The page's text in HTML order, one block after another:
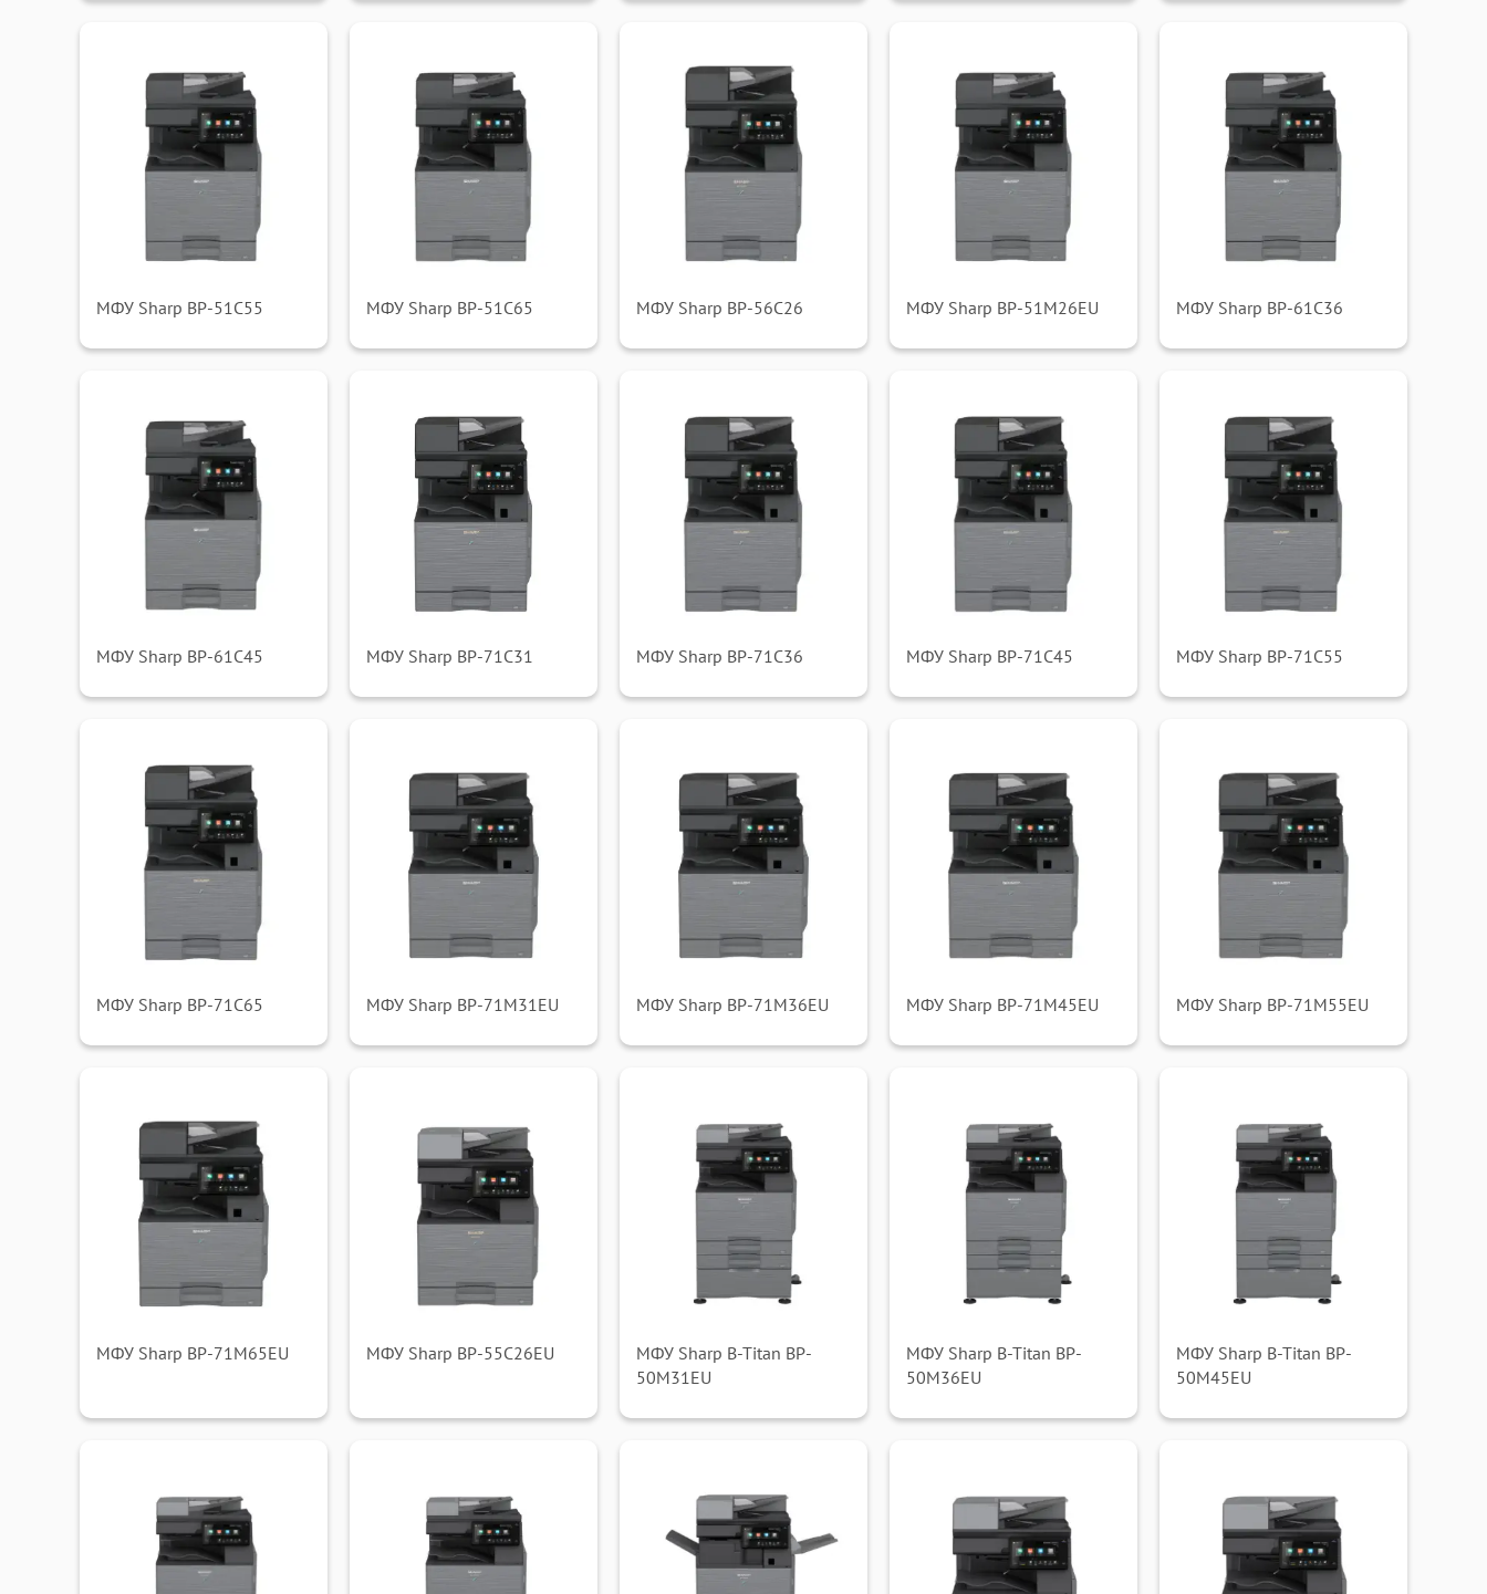
МФУ Sharp BP-51C55 МФУ Sharp BP-51C65 МФУ Sharp BP-56C26 МФУ Sharp BP-51M26EU МФУ Sharp BP-61C36
МФУ Sharp BP-61C45 МФУ Sharp BP-71C31 МФУ Sharp BP-71C36 МФУ Sharp BP-71C45 МФУ Sharp BP-71C55
МФУ Sharp BP-71C65 МФУ Sharp BP-71M31EU МФУ Sharp BP-71M36EU МФУ Sharp BP-71M45EU МФУ Sharp BP-71M55EU
МФУ Sharp BP-71M65EU МФУ Sharp BP-55C26EU
МФУ Sharp B-Titan BP-
50M31EU
МФУ Sharp B-Titan BP-
50M36EU
МФУ Sharp B-Titan BP-
50M45EU